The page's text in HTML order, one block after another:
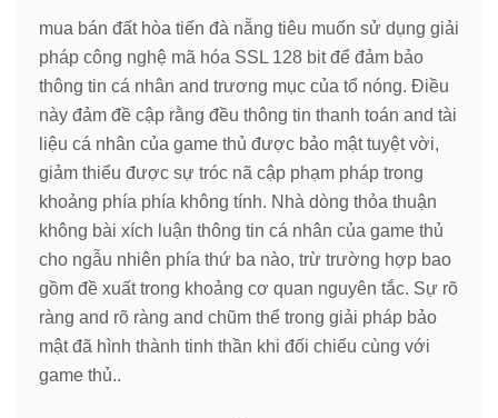
mua bán đất hòa tiến đà nẵng tiêu muốn sử dụng giải
pháp công nghệ mã hóa SSL 128 bit để đảm bảo
thông tin cá nhân and trương mục của tổ nóng. Điều
này đảm đề cập rằng đều thông tin thanh toán and tài
liệu cá nhân của game thủ được bảo mật tuyệt vời,
giảm thiểu được sự tróc nã cập phạm pháp trong
khoảng phía phía không tính. Nhà dòng thỏa thuận
không bài xích luận thông tin cá nhân của game thủ
cho ngẫu nhiên phía thứ ba nào, trừ trường hợp bao
gồm đề xuất trong khoảng cơ quan nguyên tắc. Sự rõ
ràng and rõ ràng and chũm thể trong giải pháp bảo
mật đã hình thành tinh thần khi đối chiếu cùng với
game thủ..